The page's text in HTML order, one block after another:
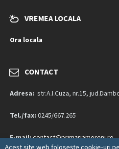
VREMEA LOCALA
Ora locala
CONTACT
Adresa: str.A.I.Cuza, nr.15,
Tel./fax: 0245/667.265
E-mail:contact@primariamoreni.ro
Acest site web folosește cookie-uri